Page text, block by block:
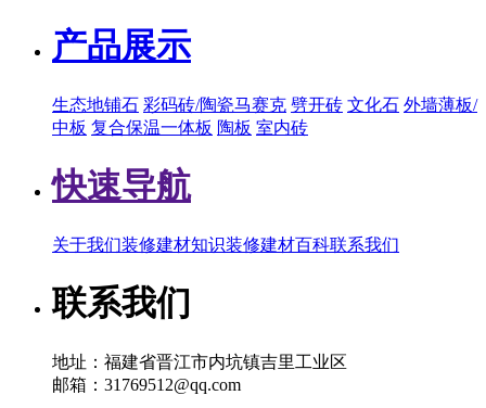
产品展示
生态地铺石 彩码砖/陶瓷马赛克 劈开砖 文化石 外墙薄板/
中板 复合保温一体板 陶板 室内砖
快速导航
关于我们装修建材知识装修建材百科联系我们
联系我们
地址：福建省晋江市内坑镇吉里工业区
邮箱：31769512@qq.com